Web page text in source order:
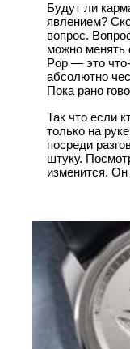
Будут ли
явлением?
вопрос.
можно менять
Pop — это
абсолютно
Пока рано
Так что если
только на
посреди
штуку.
изменится. Он